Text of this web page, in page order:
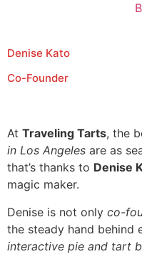
Denise Kato
Co-Founder
At Traveling Tarts, the
in Los Angeles are as
that’s thanks to Denise
magic maker.
Denise is not only co-
the steady hand behind
interactive pie and tart